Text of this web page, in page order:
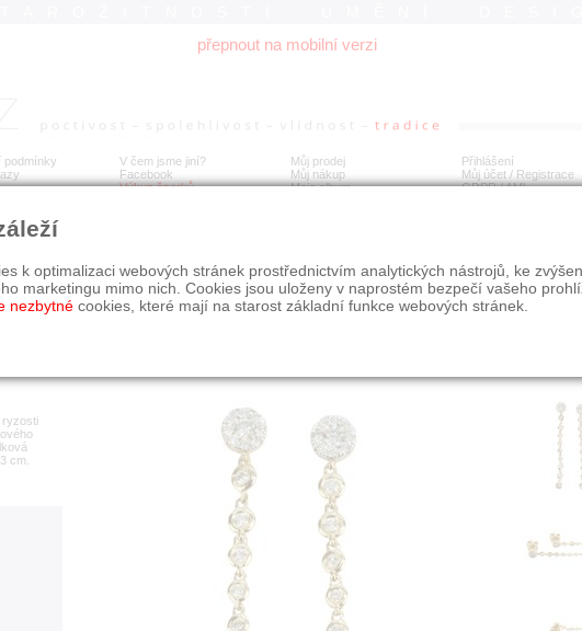
přepnout na mobilní verzi
podmínky
V čem jsme jiní?
Facebook
Výkup šperků
Můj prodej
Můj nákup
Moje album
Přihlášení
Můj účet / Registrace
GDPR/AML
Zlaté náušnice s diamanty
ryzosti
cm.
k optimalizaci webových stránek prostřednictvím analytických nástrojů, ke
marketingu mimo nich. Cookies jsou uloženy v naprostém bezpečí vašeho
nezbytné cookies, které mají na starost základní funkce webových stránek.